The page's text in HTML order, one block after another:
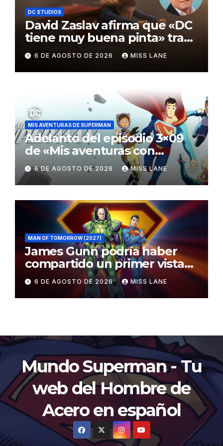
DC STUDIOS
David Zaslav afirma que «DC
tiene muy buena pinta» tras
el fracaso de «Supergirl»
6 DE AGOSTO DE 2026 MISS LANE
MIS AVENTURAS DE SUPERMAN
Adelanto del episodio 3×09
de «Mis aventuras con
Superman»
6 DE AGOSTO DE 2026 MISS LANE
MAN OF TOMORROW (2027)
James Gunn podría haber
compartido un primer vistazo
al traje de Brainiac
6 DE AGOSTO DE 2026 MISS LANE
Mundo Superman - Tu
web del Hombre de
Acero en español